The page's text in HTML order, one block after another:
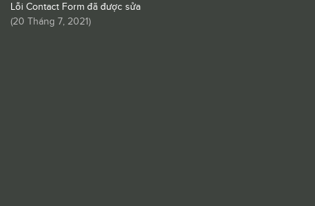
Lỗi Contact Form đã được sửa
(20 Tháng 7, 2021)